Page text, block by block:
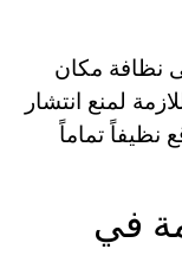
نظافة مكان
لمنع انتشار
نظيفاً تماماً
في